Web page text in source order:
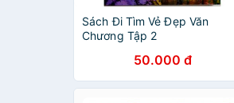
Sách Đi Tìm Vẻ Đẹp Văn
Chương Tập 2
50.000 đ